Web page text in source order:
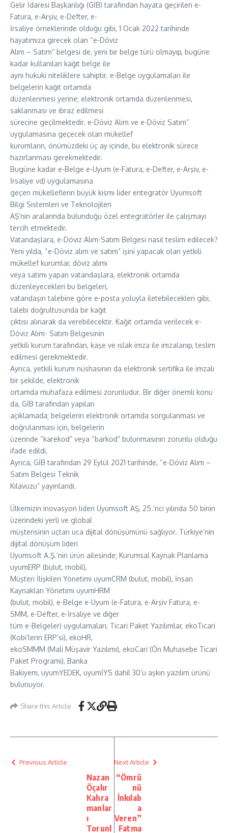
Gelir İdaresi Başkanlığı (GİB) tarafından hayata geçirilen e-
Fatura, e-Arşiv, e-Defter, e-
İrsaliye örneklerinde olduğu gibi, 1 Ocak 2022 tarihinde
hayatımıza girecek olan “e-Döviz
Alım – Satım” belgesi de, yeni bir belge türü olmayıp, bugüne
kadar kullanılan kağıt belge ile
aynı hukuki niteliklere sahiptir. e-Belge uygulamaları ile
belgelerin kağıt ortamda
düzenlenmesi yerine; elektronik ortamda düzenlenmesi,
saklanması ve ibraz edilmesi
sürecine geçilmektedir. e-Döviz Alım ve e-Döviz Satım”
uygulamasına geçecek olan mükellef
kurumların, önümüzdeki üç ay içinde, bu elektronik sürece
hazırlanması gerekmektedir.
Bugüne kadar e-Belge e-Uyum (e-Fatura, e-Defter, e-Arşiv, e-
İrsaliye vd) uygulamasına
geçen mükelleflerin büyük kısmı lider entegratör Uyumsoft
Bilgi Sistemleri ve Teknolojileri
AŞ’nin aralarında bulunduğu özel entegratörler ile çalışmayı
tercih etmektedir.
Vatandaşlara, e-Döviz Alım-Satım Belgesi nasıl teslim edilecek?
Yeni yılda, “e-Döviz alım ve satım” işini yapacak olan yetkili
mükellef kurumlar, döviz alımı
veya satımı yapan vatandaşlara, elektronik ortamda
düzenleyecekleri bu belgeleri,
vatandaşın talebine göre e-posta yoluyla iletebilecekleri gibi,
talebi doğrultusunda bir kağıt
çıktısı alınarak da verebilecektir. Kağıt ortamda verilecek e-
Döviz Alım- Satım Belgesinin
yetkili kurum tarafından, kaşe ve ıslak imza ile imzalanıp, teslim
edilmesi gerekmektedir.
Ayrıca, yetkili kurum nüshasının da elektronik sertifika ile imzalı
bir şekilde, elektronik
ortamda muhafaza edilmesi zorunludur. Bir diğer önemli konu
da, GİB tarafından yapılan
açıklamada; belgelerin elektronik ortamda sorgulanması ve
doğrulanması için, belgelerin
üzerinde “karekod” veya “barkod” bulunmasının zorunlu olduğu
ifade edildi.
Ayrıca, GİB tarafından 29 Eylül 2021 tarihinde, “e-Döviz Alım –
Satım Belgesi Teknik
Kılavuzu” yayınlandı.
Ülkemizin inovasyon lideri Uyumsoft AŞ, 25.’nci yılında 50 binin
üzerindeki yerli ve global
müşterisinin uçtan uca dijital dönüşümünü sağlıyor. Türkiye’nin
dijital dönüşüm lideri
Uyumsoft A.Ş.’nin ürün ailesinde; Kurumsal Kaynak Planlama
uyumERP (bulut, mobil),
Müşteri İlişkileri Yönetimi uyumCRM (bulut, mobil), İnsan
Kaynakları Yönetimi uyumHRM
(bulut, mobil), e-Belge e-Uyum (e-Fatura, e-Arşiv Fatura, e-
SMM, e-Defter, e-İrsaliye ve diğer
tüm e-Belgeler) uygulamaları, Ticari Paket Yazılımlar, ekoTicari
(Kobi’lerin ERP’si), ekoHR,
ekoSMMM (Mali Müşavir Yazılımı), ekoCari (Ön Muhasebe Ticari
Paket Programı), Banka
Bakiyem, uyumYEDEK, uyumİYS dahil 30’u aşkın yazılım ürünü
bulunuyor.
Share this Article
Previous Article
Nazan
Öçalır
Kahra
manlar
ı
Torunl
Next Article
“Ömrü
nü
İnkılab
a
Veren”
Fatma